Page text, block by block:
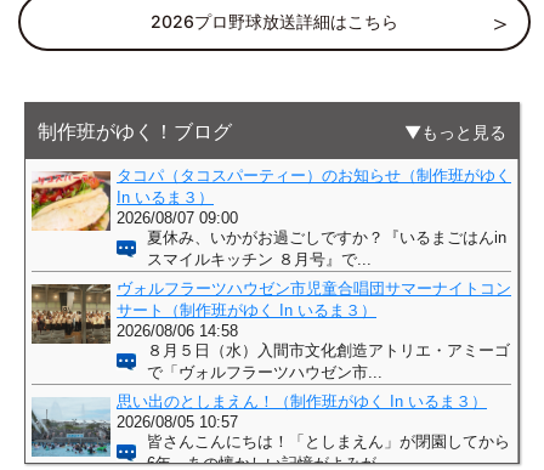
2026プロ野球放送詳細はこちら
制作班がゆく！ブログ もっと見る